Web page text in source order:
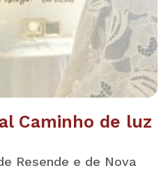
Caminho de luz
Resende e de Nova